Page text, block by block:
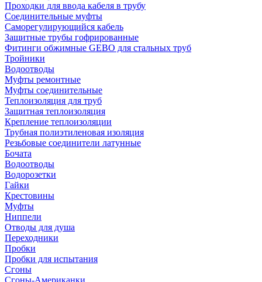
Проходки для ввода кабеля в трубу
Соединительные муфты
Саморегулирующийся кабель
Защитные трубы гофрированные
Фитинги обжимные GEBO для стальных труб
Тройники
Водоотводы
Муфты ремонтные
Муфты соединительные
Теплоизоляция для труб
Защитная теплоизоляция
Крепление теплоизоляции
Трубная полиэтиленовая изоляция
Резьбовые соединители латунные
Бочата
Водоотводы
Водорозетки
Гайки
Крестовины
Муфты
Ниппели
Отводы для душа
Переходники
Пробки
Пробки для испытания
Сгоны
Сгоны-Американки